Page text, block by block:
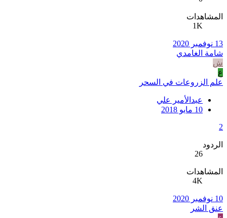
المشاهدات
1K
13 نوفمبر 2020
شامة الغامدي
ش
ع
علم الزروعات في السحر
عبدالأمير علي
10 مايو 2018
2
الردود
26
المشاهدات
4K
10 نوفمبر 2020
عنق الشر